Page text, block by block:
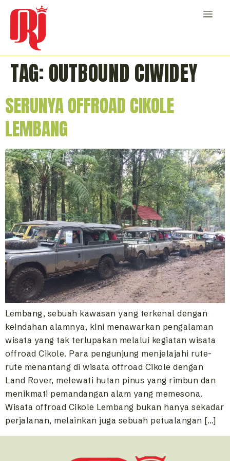
TAG:OUTBOUND CIWIDEY
SERUNYA OFFROAD CIKOLE
LEMBANG
Lembang, sebuah kawasan yang terkenal dengan
keindahan alamnya, kini menawarkan pengalaman
wisata yang tak terlupakan melalui kegiatan wisata
offroad Cikole. Para pengunjung menjelajahi rute-
rute menantang di wisata offroad Cikole dengan
Land Rover, melewati hutan pinus yang rimbun dan
menikmati pemandangan alam yang memesona.
Wisata offroad Cikole Lembang bukan hanya sekadar
perjalanan, melainkan juga sebuah petualangan […]